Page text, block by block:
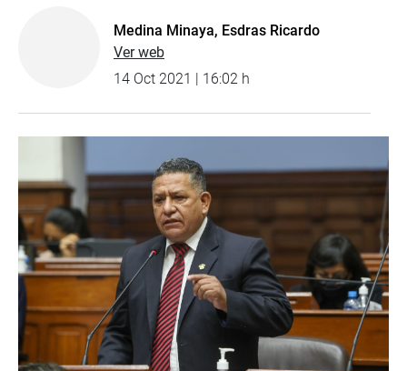
Medina Minaya, Esdras Ricardo
Ver web
14 Oct 2021 | 16:02 h